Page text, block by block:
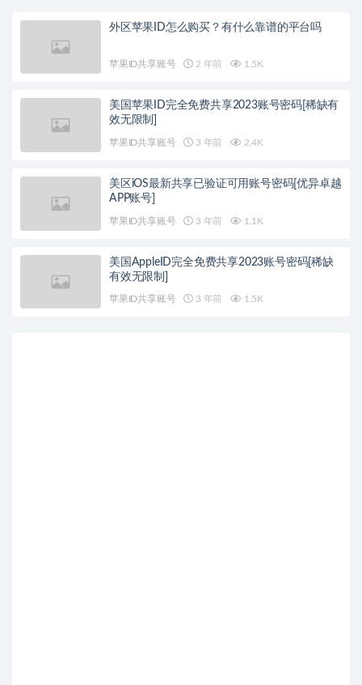
外区苹果ID怎么购买？有什么靠谱的平台吗
苹果ID共享账号 2 年前 1.5K
美国苹果ID完全免费共享2023账号密码[稀缺有
效无限制]
苹果ID共享账号 3 年前 2.4K
美区iOS最新共享已验证可用账号密码[优异卓越
APP账号]
苹果ID共享账号 3 年前 1.1K
美国AppleID完全免费共享2023账号密码[稀缺
有效无限制]
苹果ID共享账号 3 年前 1.5K